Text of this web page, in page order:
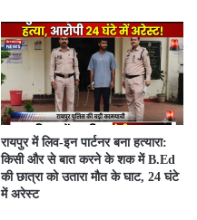
रायपुर में लिव-इन पार्टनर बना हत्यारा:
किसी और से बात करने के शक में B.Ed
की छात्रा को उतारा मौत के घाट, 24 घंटे
में अरेस्ट